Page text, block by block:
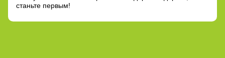
станьте первым!